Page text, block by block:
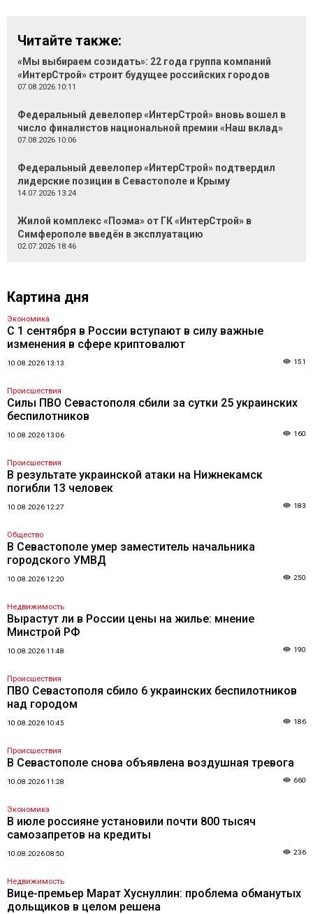
Читайте также:
«Мы выбираем созидать»: 22 года группа компаний
«ИнтерСтрой» строит будущее российских городов
07.08.2026 10:11
Федеральный девелопер «ИнтерСтрой» вновь вошел в
число финалистов национальной премии «Наш вклад»
07.08.2026 10:06
Федеральный девелопер «ИнтерСтрой» подтвердил
лидерские позиции в Севастополе и Крыму
14.07.2026 13:24
Жилой комплекс «Поэма» от ГК «ИнтерСтрой» в
Симферополе введён в эксплуатацию
02.07.2026 18:46
Картина дня
Экономика
С 1 сентября в России вступают в силу важные
изменения в сфере криптовалют
10.08.2026 13:13 151
Происшествия
Силы ПВО Севастополя сбили за сутки 25 украинских
беспилотников
10.08.2026 13:06 160
Происшествия
В результате украинской атаки на Нижнекамск
погибли 13 человек
10.08.2026 12:27 183
Общество
В Севастополе умер заместитель начальника
городского УМВД
10.08.2026 12:20 250
Недвижимость
Вырастут ли в России цены на жилье: мнение
Минстрой РФ
10.08.2026 11:48 190
Происшествия
ПВО Севастополя сбило 6 украинских беспилотников
над городом
10.08.2026 10:45 186
Происшествия
В Севастополе снова объявлена воздушная тревога
10.08.2026 11:28 660
Экономика
В июле россияне установили почти 800 тысяч
самозапретов на кредиты
10.08.2026 08:50 236
Недвижимость
Вице-премьер Марат Хуснуллин: проблема обманутых
дольщиков в целом решена